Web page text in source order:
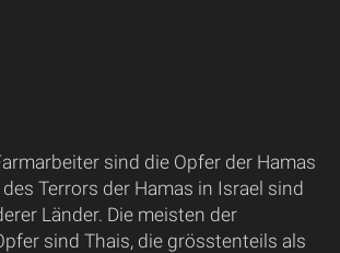
sind die Opfer der Hamas
Terrors der Hamas in Israel sind
Länder. Die meisten der
sind Thais, die grösstenteils als